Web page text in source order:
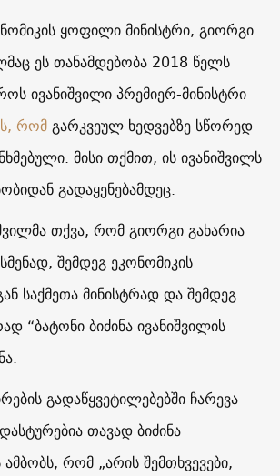
ყოფილი მინისტრი, გიორგი
ეს თანამდებობა 2018 წელს
ივანიშვილი პრემიერ-მინისტრი
რომგარკვეულ ხედვებზე სწორედ
მისი თქმით, ის ივანიშვილს
გადაყენებამდეც.
თქვა, რომ გიორგი გახარია
შემდეგ ეკონომიკის
საქმეთა მინისტრად და შემდეგ
“ბატონი ბიძინა ივანიშვილის
გადაწყვეტილებებში ჩარევა
თავად ბიძინა
ამბობს, რომ „არის შემთხვევები,